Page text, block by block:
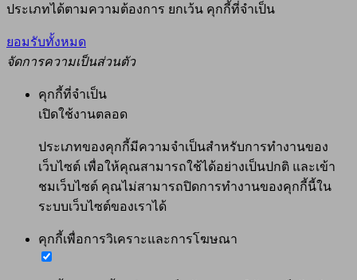
ประเภทได้ตามความต้องการ ยกเว้น คุกกี้ที่จำเป็น
ยอมรับทั้งหมด
จัดการความเป็นส่วนตัว
คุกกี้ที่จำเป็น
เปิดใช้งานตลอด
ประเภทของคุกกี้มีความจำเป็นสำหรับการทำงานของ
เว็บไซต์ เพื่อให้คุณสามารถใช้ได้อย่างเป็นปกติ และเข้า
ชมเว็บไซต์ คุณไม่สามารถปิดการทำงานของคุกกี้นี้ใน
ระบบเว็บไซต์ของเราได้
คุกกี้เพื่อการวิเคราะและการโฆษณา